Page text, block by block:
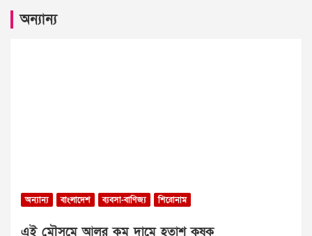
অন্যান্য
অন্যান্য বাংলাদেশ ব্যবসা-বাণিজ্য শিরোনাম
এই মৌসুমে আলুর কম দামে হতাশ কৃষক